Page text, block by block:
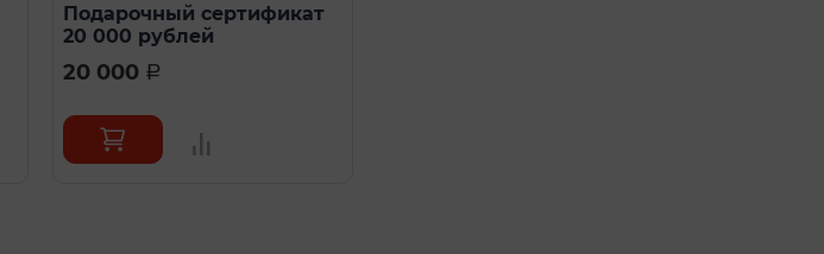
Подарочный сертификат
20 000 рублей
20 000 a